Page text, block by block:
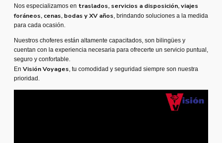
Nos especializamos en traslados, servicios a disposición, viajes
foráneos, cenas, bodas y XV años, brindando soluciones a la medida
para cada ocasión.
Nuestros choferes están altamente capacitados, son bilingües y
cuentan con la experiencia necesaria para ofrecerte un servicio puntual,
seguro y confortable.
En Visión Voyages, tu comodidad y seguridad siempre son nuestra
prioridad.